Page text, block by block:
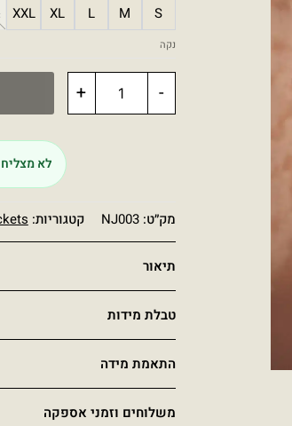
S
M
L
XL
XXL
נקה
-
+
לא
מק״ט:NJ003 קטגוריות:
תיאור
טבלת מידות
התאמת מידה
משלוחים וזמני אספקה